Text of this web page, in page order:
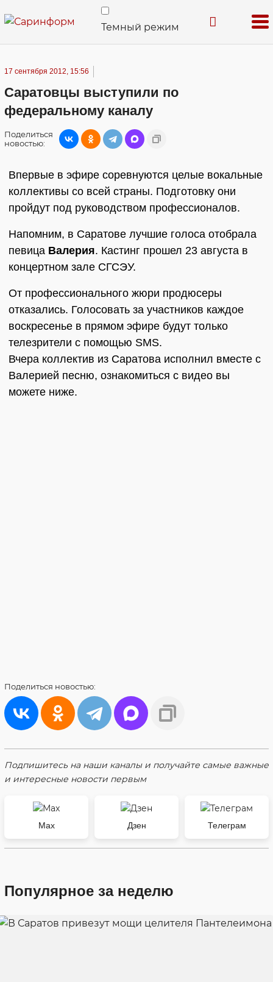
Темный режим
17 сентября 2012, 15:56
Саратовцы выступили по
федеральному каналу
Поделиться
новостью:
Впервые в эфире соревнуются целые вокальные
коллективы со всей страны. Подготовку они
пройдут под руководством профессионалов.
Напомним, в Саратове лучшие голоса отобрала
певица Валерия. Кастинг прошел 23 августа в
концертном зале СГСЭУ.
От профессионального жюри продюсеры
отказались. Голосовать за участников каждое
воскресенье в прямом эфире будут только
телезрители с помощью SMS.
Вчера коллектив из Саратова исполнил вместе с
Валерией песню, ознакомиться с видео вы
можете ниже.
Поделиться новостью:
Подпишитесь на наши каналы и получайте самые важные
и интересные новости первым
Max Дзен Телеграм
Популярное за неделю